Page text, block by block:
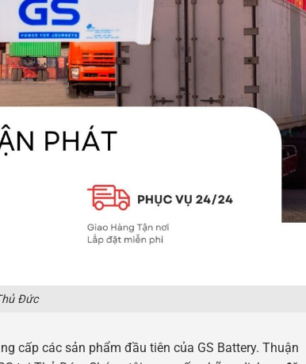
Đức
cấp các sản phẩm đầu tiên của GS Battery. Thuận